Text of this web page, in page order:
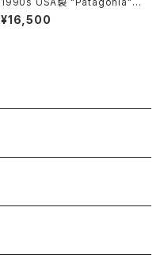
L/S fleece shirt
¥16,500